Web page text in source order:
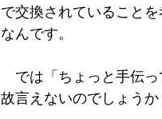
で交換されていること
なんです。
では「ちょっと手伝っ
故言えないのでしょうか